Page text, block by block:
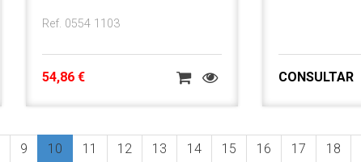
Ref. 0554 1103
54,86 € CONSULTAR
9 10 11 12 13 14 15 16 17 18